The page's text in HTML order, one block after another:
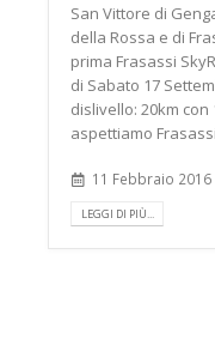
San Vittore di
della Rossa e di
prima Frasassi
di Sabato 17
dislivello: 20km con
aspettiamo
11 Febbraio 2016
LEGGI DI PIÙ...